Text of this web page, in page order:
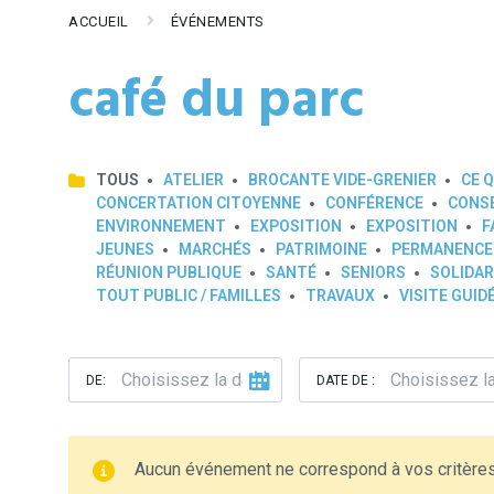
ACCUEIL ÉVÉNEMENTS
café du parc
TOUS ATELIER BROCANTE VIDE-GRENIER CE
CONCERTATION CITOYENNE
CONFÉRENCE
ENVIRONNEMENT
EXPOSITION EXPOSITION
JEUNES
MARCHÉS PATRIMOINE
RÉUNION PUBLIQUE
SANTÉ SENIORS
TOUT PUBLIC / FAMILLES
TRAVAUX VISITE
DE: DATE DE :
Aucun événement ne correspond à vos